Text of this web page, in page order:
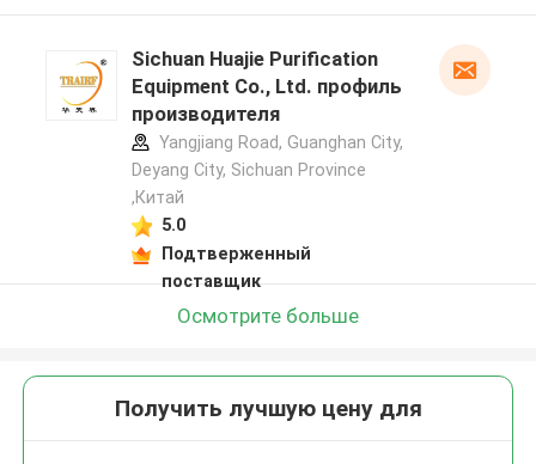
Sichuan Huajie Purification
Equipment Co., Ltd. профиль
производителя
Yangjiang Road, Guanghan City,
Deyang City, Sichuan Province
,Китай
5.0
Подтверженный
поставщик
Осмотрите больше
Получить лучшую цену для